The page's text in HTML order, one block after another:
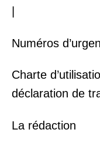
Numéros
Charte
déclaration de
La rédaction